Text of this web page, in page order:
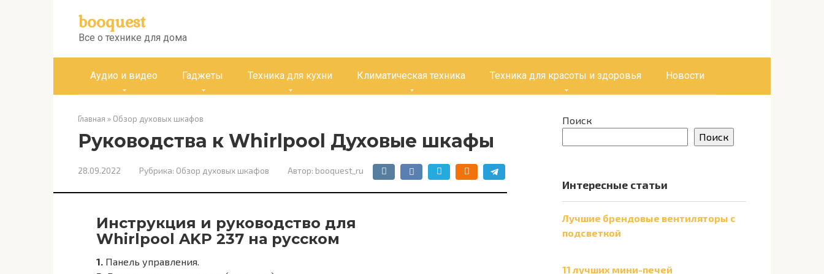
booquest
Все о технике для дома
Аудио и видео Гаджеты Техника для кухни Климатическая техника Техника для красоты и здоровья Новости
Главная » Обзор духовых шкафов
Руководства к Whirlpool Духовые шкафы
28.09.2022 Рубрика: Обзор духовых шкафов Автор: booquest_ru
Инструкция и руководство для
Whirlpool AKP 237 на русском
1. Панель управления.
Поиск
Поиск
Интересные статьи
Лучшие брендовые вентиляторы с
подсветкой
11 лучших мини-печей